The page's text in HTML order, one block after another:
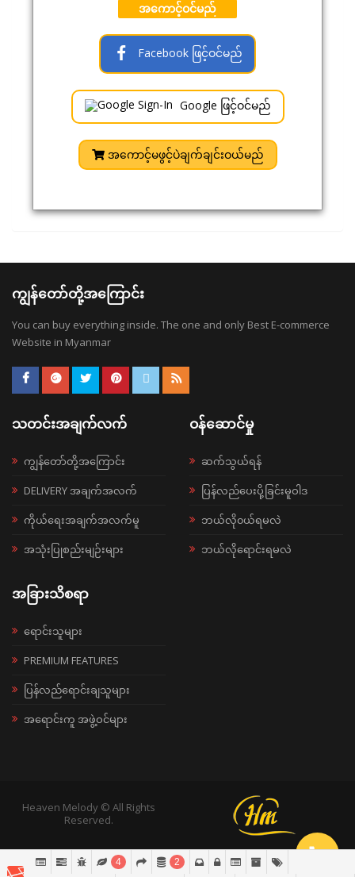
အကောင့်ဝင်မည်
Facebook ဖြင့်ဝင်မည်
Google ဖြင့်ဝင်မည်
အကောင့်မဖွင့်ပဲချက်ချင်းဝယ်မည်
ကျွန်တော်တို့အကြောင်း
You can buy everything inside. The one and only Best E-commerce
Website in Myanmar
သတင်းအချက်လက်
ကျွန်တော်တို့အကြောင်း
DELIVERY အချက်အလက်
ကိုယ်ရေးအချက်အလက်မူ
အသုံးပြုစည်းမျဉ်းများ
ဝန်ဆောင်မှု
ဆက်သွယ်ရန်
ပြန်လည်ပေးပို့ခြင်းမူဝါဒ
ဘယ်လို၀ယ်ရမလဲ
ဘယ်လိုရောင်းရမလဲ
အခြားသိစရာ
ရောင်းသူများ
PREMIUM FEATURES
ပြန်လည်ရောင်းချသူများ
အရောင်းကူ အဖွဲ့ဝင်များ
Heaven Melody © All Rights
Reserved.
4 2